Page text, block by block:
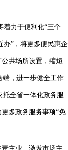
力于便利化“三个
办”，将更多便民惠企
共场所设置，缩短
端，进一步健全工作
托全省一体化政务服
多政务服务事项“免
主业，激发市场主